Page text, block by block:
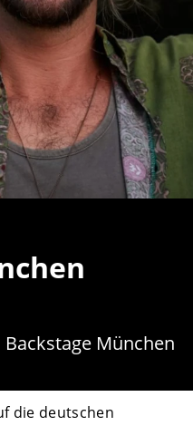
Backstage München
die deutschen